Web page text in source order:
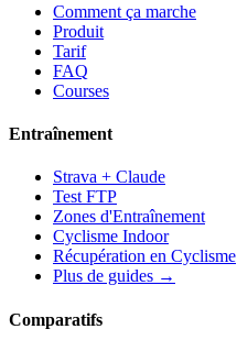
Comment ça marche
Produit
Tarif
FAQ
Courses
Entraînement
Strava + Claude
Test FTP
Zones d'Entraînement
Cyclisme Indoor
Récupération en Cyclisme
Plus de guides →
Comparatifs